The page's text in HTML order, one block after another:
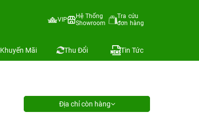
VIP
Hệ Thống
Showroom
Tra cứu
đơn hàng
Khuyến Mãi Thu Đổi Tin Tức
Địa chỉ còn hàng